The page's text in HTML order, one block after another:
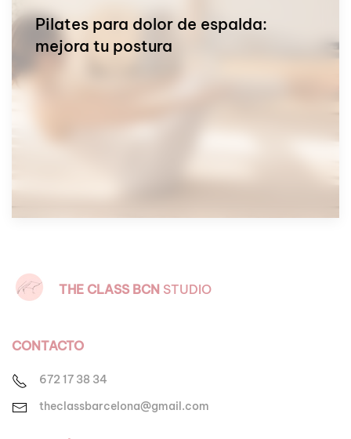
Pilates para dolor de espalda:
mejora tu postura
THE CLASS BCN STUDIO
CONTACTO
672 17 38 34
theclassbarcelona@gmail.com